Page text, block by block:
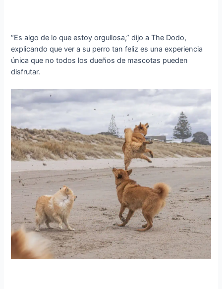
“Es algo de lo que estoy orgullosa,” dijo a The Dodo,
explicando que ver a su perro tan feliz es una experiencia
única que no todos los dueños de mascotas pueden
disfrutar.